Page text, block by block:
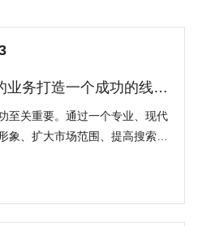
业务打造一个成功的线上
至关重要。通过一个专业、现代
象、扩大市场范围、提高搜索引
员的建议，将帮助您打造一个成